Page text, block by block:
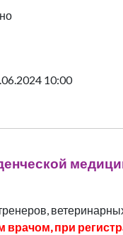
10:00
при